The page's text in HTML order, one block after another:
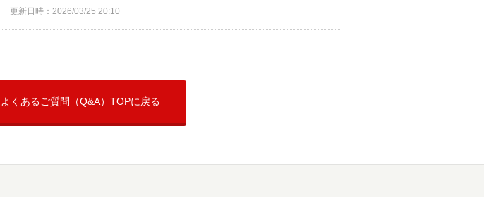
更新日時：2026/03/25 20:10
よくあるご質問（Q&A）TOPに戻る